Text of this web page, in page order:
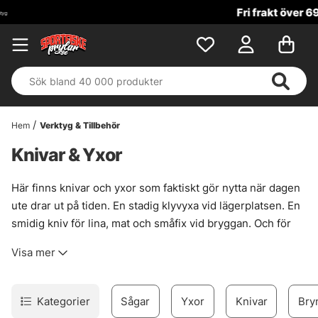
Hem Verktyg & Tillbehör
Knivar & Yxor
Här finns knivar och yxor som faktiskt gör nytta när dagen
ute drar ut på tiden. En stadig klyvyxa vid lägerplatsen. En
smidig kniv för lina, mat och småfix vid bryggan. Och för
som ligger rätt i handen och ger ett rent, kontrollerat snitt.
väta, sitta tryggt i fickan eller på bältet, och vara lätta att få
fram när det behövs. För många blir en bra kniv eller yxa
Visa mer
Kategorier Sågar Yxor Knivar